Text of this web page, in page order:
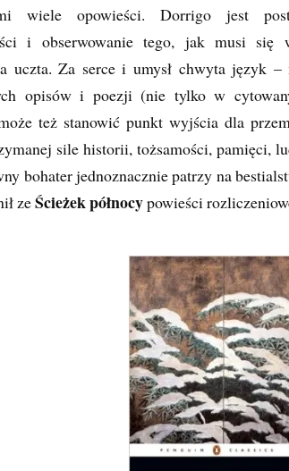
wiele opowieści. Dorrigo jest
i obserwowanie tego, jak musi się
uczta. Za serce i umysł chwyta język –
opisów i poezji (nie tylko w
też stanowić punkt wyjścia dla
sile historii, tożsamości, pamięci,
bohater jednoznacznie patrzy na
zeŚcieżek północypowieści